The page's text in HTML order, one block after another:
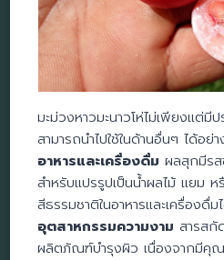
มะม่วงหาวมะนาวโห่ไม่เพียงแต่มี
สามารถนำไปใช้ในด้านอื่นๆ ได้อ
อาหารและเครื่องดื่ม ผลสุกมีรส
สำหรับแปรรูปเป็นน้ำผลไม้ แยม
สีธรรมชาติในอาหารและเครื่อง
อุตสาหกรรมความงาม สารสกั
ผลิตภัณฑ์บำรุงผิว เนื่องจากมีคุ